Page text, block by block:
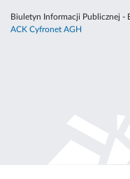
Biuletyn Informacji Publicznej -
ACK Cyfronet AGH